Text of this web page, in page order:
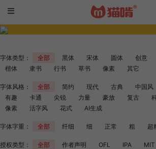
字体类型： 全部 黑体 宋体 圆体 创意
楷体
隶书 行书 草书 像素 其它
字体风格： 全部 简约 现代 古典 中国风
有趣
卡通 尖锐 力量 豪放 复古
像素
活字风 花式 AI生成
字体字重： 全部 纤细 细 正常 粗 超
授权类型： 全部 作者声明 OFL IPA MIT